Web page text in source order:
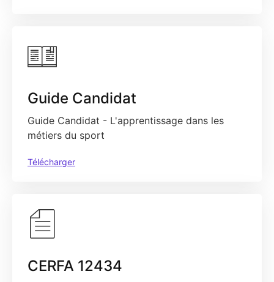
Guide Candidat
Guide Candidat - L'apprentissage dans les
métiers du sport
Télécharger
CERFA 12434